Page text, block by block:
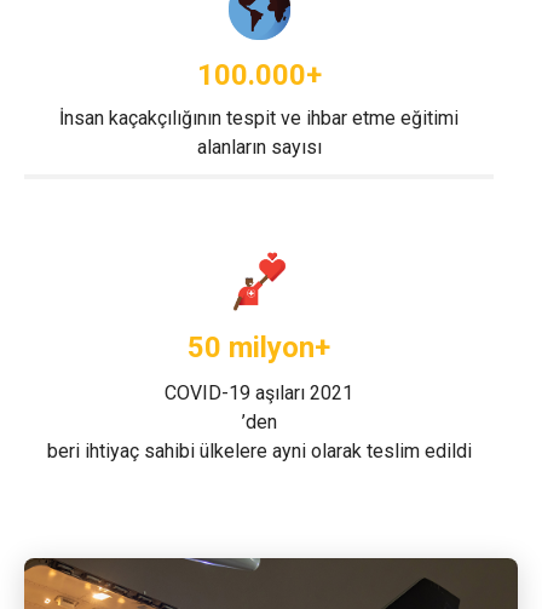
100.000+
İnsan kaçakçılığının tespit ve ihbar etme eğitimi
alanların sayısı
50 milyon+
COVID-19 aşıları 2021
’den
beri ihtiyaç sahibi ülkelere ayni olarak teslim edildi